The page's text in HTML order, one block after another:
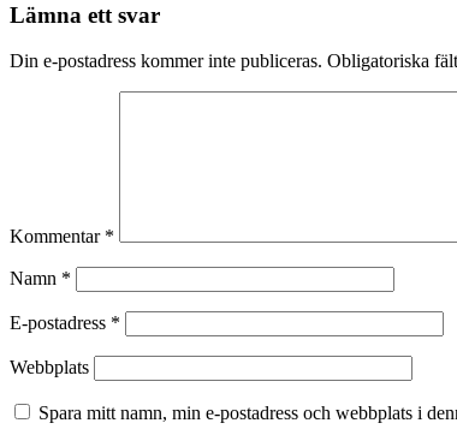
Lämna ett svar
Din e-postadress kommer inte publiceras. Obligatoriska
Kommentar *
Namn *
E-postadress *
Webbplats
Spara mitt namn, min e-postadress och webbplats i